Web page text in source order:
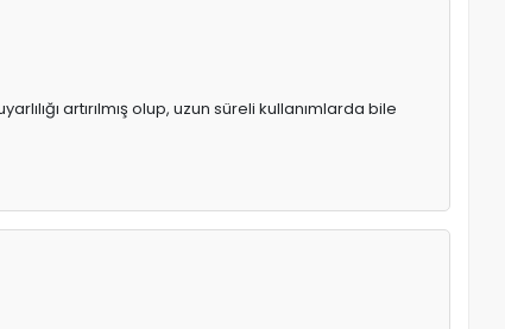
artırılmış olup, uzun süreli kullanımlarda bile